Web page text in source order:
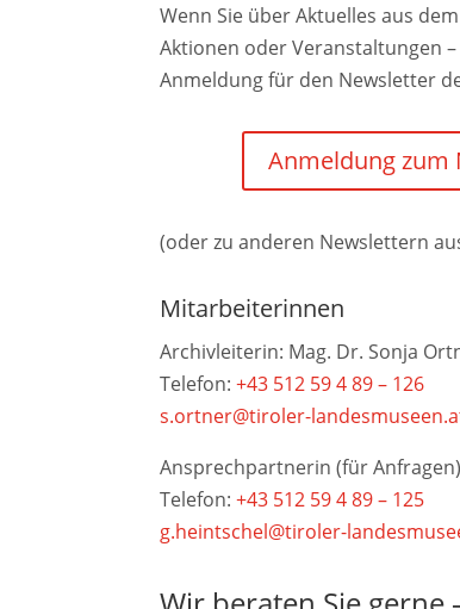
Wenn Sie über Aktuelles aus
Aktionen oder Veranstaltungen
Anmeldung für den Newsletter
Anmeldung zum
(oder zu anderen Newslettern
Mitarbeiterinnen
Archivleiterin: Mag. Dr. Sonja
Telefon:+43 512 59 4 89 – 126
s.ortner@tiroler-
Ansprechpartnerin (für
Telefon:+43 512 59 4 89 – 125
g.heintschel@tiroler-